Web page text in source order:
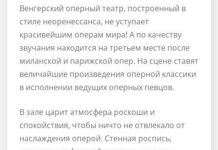
Венгерский оперный театр, построенный в
стиле неоренессанса, не уступает
красивейшим операм мира! А по качеству
звучания находится на третьем месте после
миланской и парижской опер. На сцене ставят
величайшие произведения оперной классики
в исполнении ведущих оперных певцов.
В зале царит атмосфера роскоши и
спокойствия, чтобы ничто не отвлекало от
наслаждения оперой. Стенная роспись,